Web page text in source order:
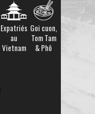
Expatriés
au
Vietnam
Goi cuon,
Tom Tam
& Phô